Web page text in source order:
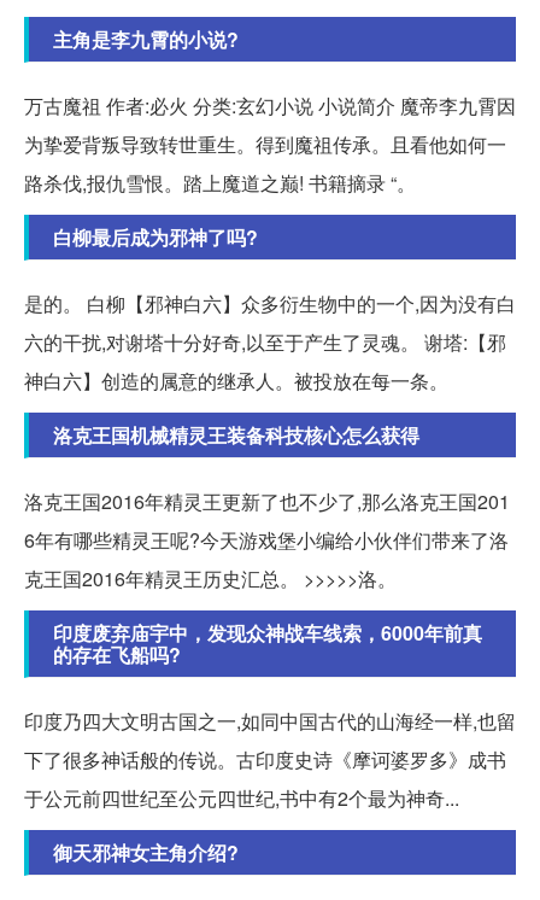
主角是李九霄的小说?
万古魔祖 作者:必火 分类:玄幻小说 小说简介 魔帝李九霄因
为挚爱背叛导致转世重生。得到魔祖传承。且看他如何一
路杀伐,报仇雪恨。踏上魔道之巅! 书籍摘录 “。
白柳最后成为邪神了吗?
是的。 白柳【邪神白六】众多衍生物中的一个,因为没有白
六的干扰,对谢塔十分好奇,以至于产生了灵魂。 谢塔:【邪
神白六】创造的属意的继承人。被投放在每一条。
洛克王国机械精灵王装备科技核心怎么获得
洛克王国2016年精灵王更新了也不少了,那么洛克王国201
6年有哪些精灵王呢?今天游戏堡小编给小伙伴们带来了洛
克王国2016年精灵王历史汇总。 >>>>>洛。
印度废弃庙宇中，发现众神战车线索，6000年前真
的存在飞船吗?
印度乃四大文明古国之一,如同中国古代的山海经一样,也留
下了很多神话般的传说。古印度史诗《摩诃婆罗多》成书
于公元前四世纪至公元四世纪,书中有2个最为神奇...
御天邪神女主角介绍?